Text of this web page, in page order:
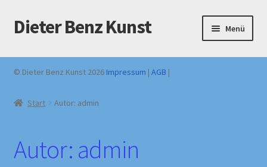
Zur
Navigation
Zum
Inhalt
Dieter Benz Kunst Menü
Originale handsigniert – Direktverkauf Dieter Benz
Kontakt
© Dieter Benz Kunst 2026 Impressum | AGB |
Start Autor: admin
Autor: admin